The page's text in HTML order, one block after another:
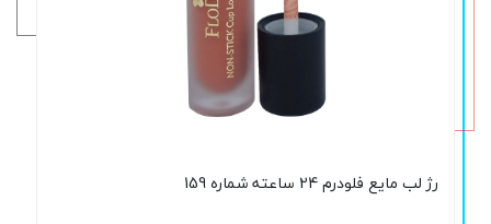
رژ لب مایع فلودرم 24 ساعته شماره 159